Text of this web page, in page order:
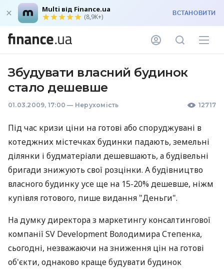
Multi від Finance.ua
(8,9K+) ВСТАНОВИТИ
Збудувати власний будинок
стало дешевше
01.03.2009, 17:00 — Нерухомість 12717
Під час кризи ціни на готові або споруджувані в
котеджних містечках будинки падають, земельні
ділянки і будматеріали дешевшають, а будівельні
бригади знижують свої розцінки. А будівництво
власного будинку усе ще на 15-20% дешевше, ніжм
купівля готового, пише видання "Деньги".
На думку директора з маркетингу консалтингової
компанії SV Development Володимира Степенка,
сьогодні, незважаючи на зниження цін на готові
об'єкти, однаково краще будувати будинок